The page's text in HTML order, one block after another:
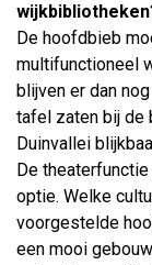
De hoofdbieb
multifunctioneel
blijven er dan
tafel zaten bij de
Duinvallei
De
optie. Welke
voorgestelde
een mooi